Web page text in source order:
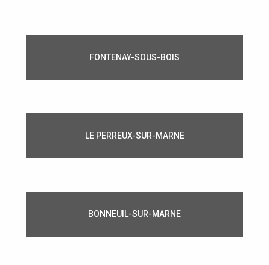
FONTENAY-SOUS-BOIS
LE PERREUX-SUR-MARNE
BONNEUIL-SUR-MARNE